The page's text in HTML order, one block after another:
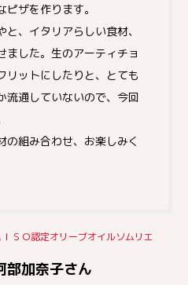
ザを作ります。
、イタリアらしい食材、
ました。生のアーティチョ
リットにしたりと、とても
流通していないので、今回
の組み合わせ、お楽しみく
ＩＳＯ認定オリーブオイルソムリエ
部加奈子さん